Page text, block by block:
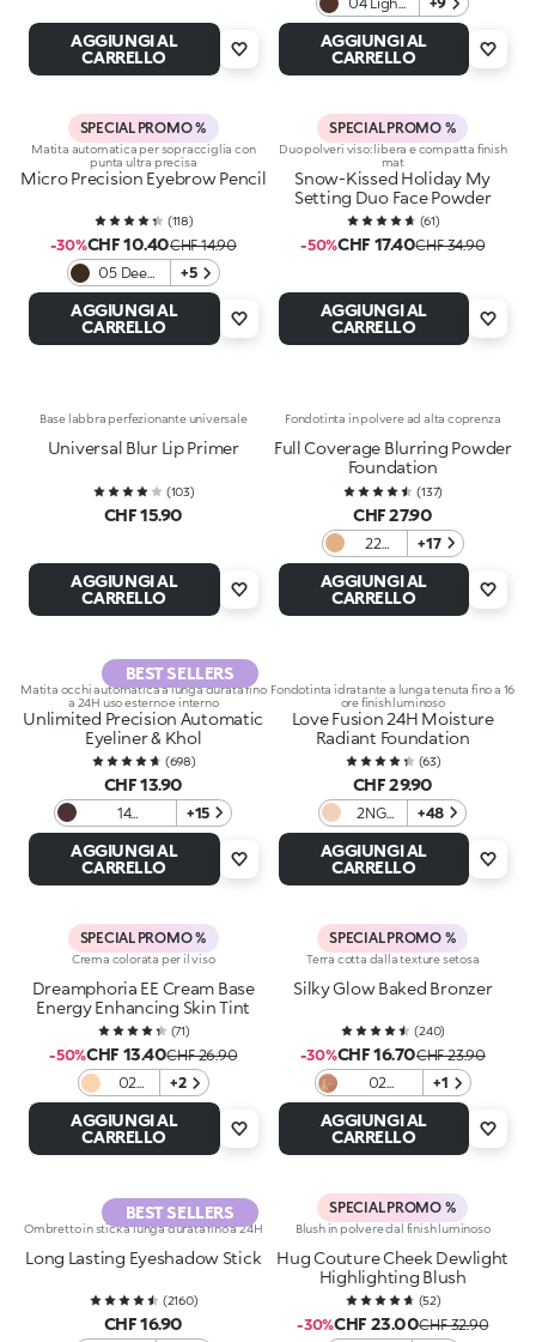
AGGIUNGI AL
CARRELLO
Chestnut
and
Blonds
AGGIUNGI AL
CARRELLO
SPECIAL PROMO %
Matita automatica per sopracciglia con
punta ultra precisa
Micro Precision Eyebrow Pencil
(118)
-30%CHF 10.40CHF 14.90
05 Deep
Brunettes
+5
AGGIUNGI AL
CARRELLO
SPECIAL PROMO %
Duo polveri viso: libera e compatta finish
mat
Snow-Kissed Holiday My
Setting Duo Face Powder
(61)
-50%CHF 17.40CHF 34.90
AGGIUNGI AL
CARRELLO
Base labbra perfezionante universale
Universal Blur Lip Primer
(103)
CHF 15.90
AGGIUNGI AL
CARRELLO
Fondotinta in polvere ad alta coprenza
Full Coverage Blurring Powder
Foundation
(137)
CHF 27.90
22
Marble
+17
AGGIUNGI AL
CARRELLO
BEST SELLERS
Matita occhi automatica a lunga durata fino
a 24H uso esterno e interno
Unlimited Precision Automatic
Eyeliner & Khol
(698)
CHF 13.90
14
Shimmering
Dark Taupe
+15
AGGIUNGI AL
CARRELLO
Fondotinta idratante a lunga tenuta fino a 16
ore finish luminoso
Love Fusion 24H Moisture
Radiant Foundation
(63)
CHF 29.90
2NG
Neutral
Gold
+48
AGGIUNGI AL
CARRELLO
SPECIAL PROMO %
Crema colorata per il viso
Dreamphoria EE Cream Base
Energy Enhancing Skin Tint
(71)
-50%CHF 13.40CHF 26.90
02
Honey
+2
AGGIUNGI AL
CARRELLO
SPECIAL PROMO %
Terra cotta dalla texture setosa
Silky Glow Baked Bronzer
(240)
-30%CHF 16.70CHF 23.90
02
Terracotta
+1
AGGIUNGI AL
CARRELLO
BEST SELLERS
Ombretto in stick a lunga durata fino a 24H
Long Lasting Eyeshadow Stick
(2160)
CHF 16.90
SPECIAL PROMO %
Blush in polvere dal finish luminoso
Hug Couture Cheek Dewlight
Highlighting Blush
(52)
-30%CHF 23.00CHF 32.90